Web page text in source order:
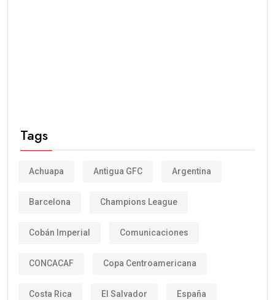
Tags
Achuapa Antigua GFC Argentina
Barcelona Champions League
Cobán Imperial Comunicaciones
CONCACAF Copa Centroamericana
Costa Rica El Salvador España